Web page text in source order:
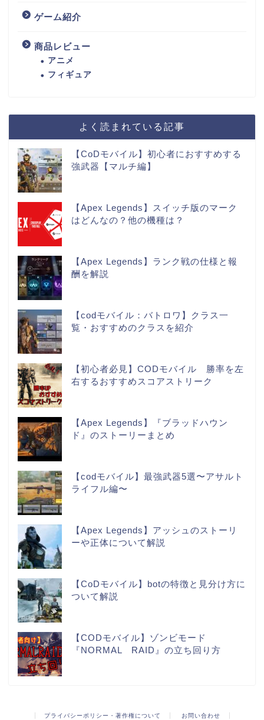
ゲーム紹介
商品レビュー
アニメ
フィギュア
よく読まれている記事
【CoDモバイル】初心者におすすめする
強武器【マルチ編】
【Apex Legends】スイッチ版のマーク
はどんなの？他の機種は？
【Apex Legends】ランク戦の仕様と報
酬を解説
【codモバイル：バトロワ】クラス一
覧・おすすめのクラスを紹介
【初心者必見】CODモバイル 勝率を左
右するおすすめスコアストリーク
【Apex Legends】『ブラッドハウン
ド』のストーリーまとめ
【codモバイル】最強武器5選〜アサルト
ライフル編〜
【Apex Legends】アッシュのストーリ
ーや正体について解説
【CoDモバイル】botの特徴と見分け方に
ついて解説
【CODモバイル】ゾンビモード
『NORMAL RAID』の立ち回り方
プライバシーポリシー・著作権について お問い合わせ